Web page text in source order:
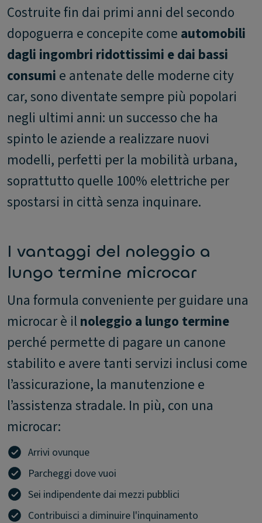
Costruite fin dai primi anni del secondo
dopoguerra e concepite come automobili
dagli ingombri ridottissimi e dai bassi
consumi e antenate delle moderne city
car, sono diventate sempre più popolari
negli ultimi anni: un successo che ha
spinto le aziende a realizzare nuovi
modelli, perfetti per la mobilità urbana,
soprattutto quelle 100% elettriche per
spostarsi in città senza inquinare.
I vantaggi del noleggio a
lungo termine microcar
Una formula conveniente per guidare una
microcar è il noleggio a lungo termine
perché permette di pagare un canone
stabilito e avere tanti servizi inclusi come
l’assicurazione, la manutenzione e
l’assistenza stradale. In più, con una
microcar:
Arrivi ovunque
Parcheggi dove vuoi
Sei indipendente dai mezzi pubblici
Contribuisci a diminuire l'inquinamento